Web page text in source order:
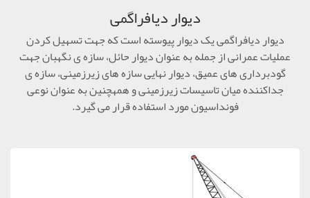
دیوار دیافراگمی
دیوار دیافراگمی یک دیوار پیوسته است که جهت تسهیل کردن
عملیات عمرانی از جمله به عنوان دیوار حائل، سازه ی نگهبان جهت
گودبرداری های عمیق، دیوار نهایی سازه های زیرزمینی، سازه ی
جداکننده میان تاسیسات زیرزمینی و همهچنین به عنوان نوعی
فونداسیون مورد استفاده قرار می گیرد.